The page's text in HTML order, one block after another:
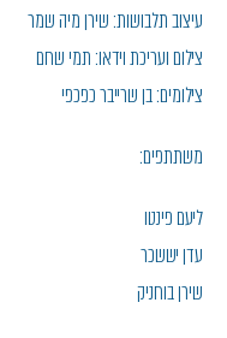
עיצוב תלבושות: שירן מיה שמר
צילום ועריכת וידאו: תמי שחם
צילומים: בן שרייבר כפכפי
משתתפים:
ליעם פינטו
עדן יששכר
שירן בוחניק